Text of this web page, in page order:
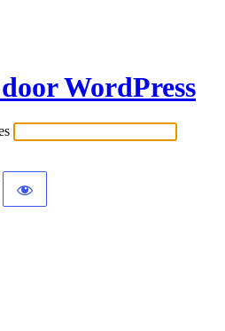
WordPress